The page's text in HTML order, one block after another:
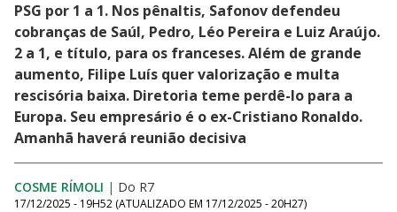
PSG por 1 a 1. Nos pênaltis, Safonov defendeu
cobranças de Saúl, Pedro, Léo Pereira e Luiz Araújo.
2 a 1, e título, para os franceses. Além de grande
aumento, Filipe Luís quer valorização e multa
rescisória baixa. Diretoria teme perdê-lo para a
Europa. Seu empresário é o ex-Cristiano Ronaldo.
Amanhã haverá reunião decisiva
COSME RÍMOLI | Do R7
17/12/2025 - 19H52 (ATUALIZADO EM 17/12/2025 - 20H27)